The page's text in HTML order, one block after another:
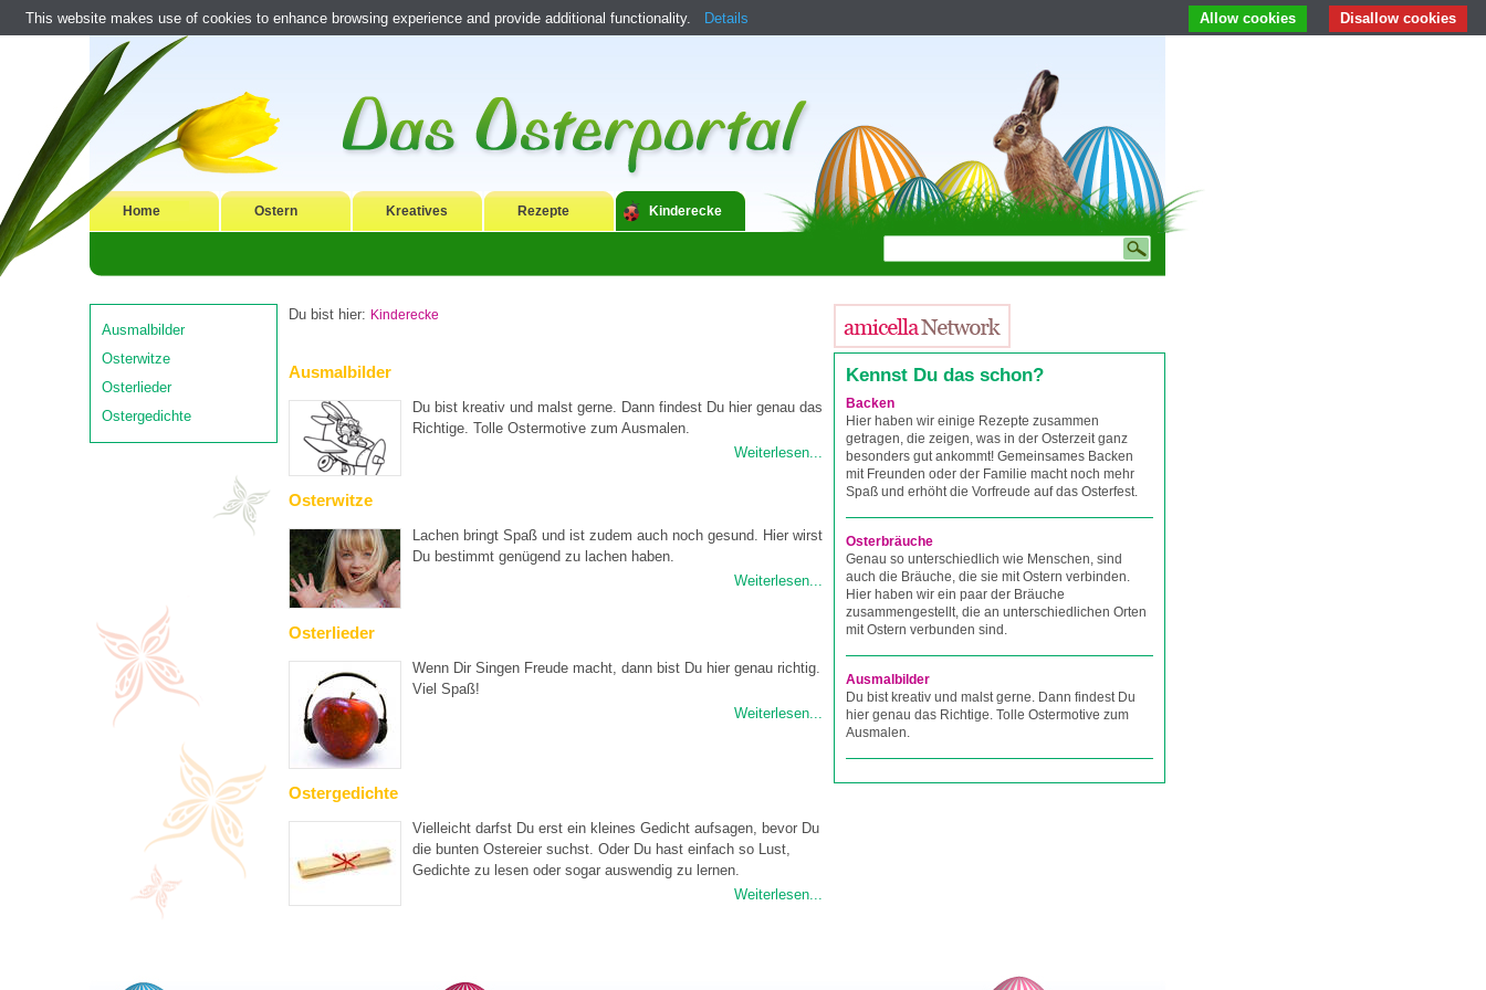
Home Ostern Kreatives Rezepte Kinderecke
Ausmalbilder
Osterwitze
Osterlieder
Ostergedichte
Du bist hier: Kinderecke
Ausmalbilder
Du bist kreativ und malst gerne. Dann findest Du hier genau das
Richtige. Tolle Ostermotive zum Ausmalen.
Weiterlesen...
Osterwitze
Lachen bringt Spaß und ist zudem auch noch gesund. Hier wirst
Du bestimmt genügend zu lachen haben.
Weiterlesen...
Osterlieder
Wenn Dir Singen Freude macht, dann bist Du hier genau richtig.
Viel Spaß!
Weiterlesen...
Ostergedichte
Vielleicht darfst Du erst ein kleines Gedicht aufsagen, bevor Du
die bunten Ostereier suchst. Oder Du hast einfach so Lust,
Gedichte zu lesen oder sogar auswendig zu lernen.
Weiterlesen...
Kennst Du das schon?
Backen
Hier haben wir einige Rezepte zusammen
getragen, die zeigen, was in der Osterzeit ganz
besonders gut ankommt! Gemeinsames Backen
mit Freunden oder der Familie macht noch mehr
Spaß und erhöht die Vorfreude auf das Osterfest.
Osterbräuche
Genau so unterschiedlich wie Menschen, sind
auch die Bräuche, die sie mit Ostern verbinden.
Hier haben wir ein paar der Bräuche
zusammengestellt, die an unterschiedlichen Orten
mit Ostern verbunden sind.
Ausmalbilder
Du bist kreativ und malst gerne. Dann findest Du
hier genau das Richtige. Tolle Ostermotive zum
Ausmalen.
This website makes use of cookies to enhance browsing experience and provide additional functionality. Details Disallow cookies
Allow cookies